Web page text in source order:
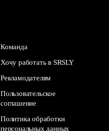
Команда
Хочу работать в SRSLY
Рекламодателям
Пользовательское
соглашение
Политика обработки
персональных данных